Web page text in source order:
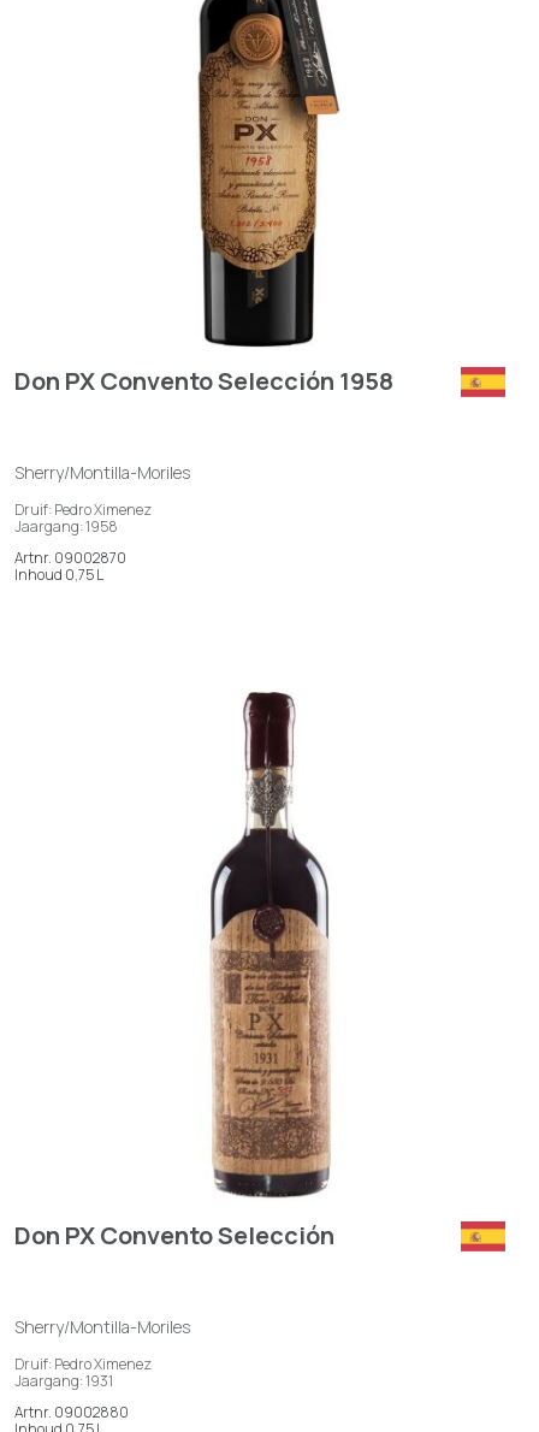
Don PX Convento Selección 1958
Sherry/Montilla-Moriles
Druif: Pedro Ximenez
Jaargang: 1958
Artnr. 09002870
Inhoud 0,75 L
Don PX Convento Selección
Sherry/Montilla-Moriles
Druif: Pedro Ximenez
Jaargang: 1931
Artnr. 09002880